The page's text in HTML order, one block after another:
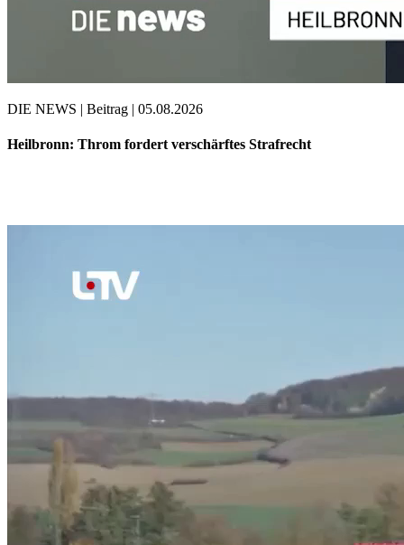
DIE NEWS | Beitrag | 05.08.2026
Heilbronn: Throm fordert verschärftes Strafrecht